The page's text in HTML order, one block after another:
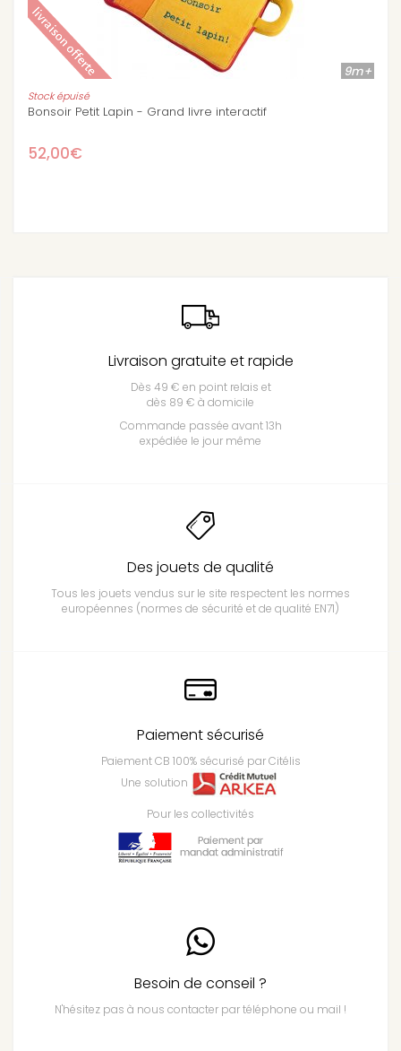
9m+
Alice spirale d'activités - jouet d'éveil
Livraison gratuite et rapide
Dès 49 € en point relais et
dès 89 € à domicile
Commande passée avant 13h
expédiée le jour même
Des jouets de qualité
Tous les jouets vendus sur le site respectent les normes
européennes (normes de sécurité et de qualité EN71)
Paiement sécurisé
Paiement CB 100% sécurisé par Citélis
Une solution
Pour les collectivités
Besoin de conseil ?
N'hésitez pas à nous contacter par téléphone ou mail !